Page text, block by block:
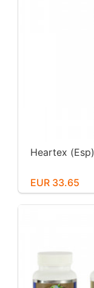
Heartex (Esp)
EUR 33.65